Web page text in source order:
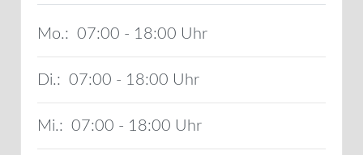
Mo.: 07:00 - 18:00
Di.: 07:00 - 18:00
Mi.: 07:00 - 18:00